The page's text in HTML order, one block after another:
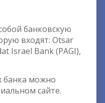
банковскую
входят: Otsar
Israel Bank (PAGI),
банка можно
сайте.